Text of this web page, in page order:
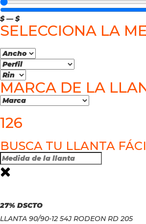
$ —$
SELECCIONA LA
MARCA DE LA
126
BUSCA TU LLANTA
27% DSCTO
LLANTA 90/90-12 54J RODEON RD 205